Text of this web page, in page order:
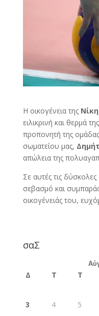
Η οικογένεια της
ειλικρινή και θερμά
προπονητή της
σωματείου μας,
απώλεια της
Σε αυτές τις
σεβασμό και
οικογένειάς του,
σαΣ
Δ Τ Τ
3
4 5